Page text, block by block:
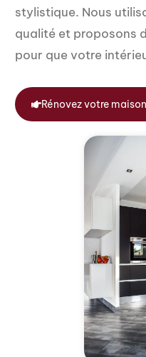
stylistique. Nous
qualité et proposons
pour que votre
Rénovez votre maison